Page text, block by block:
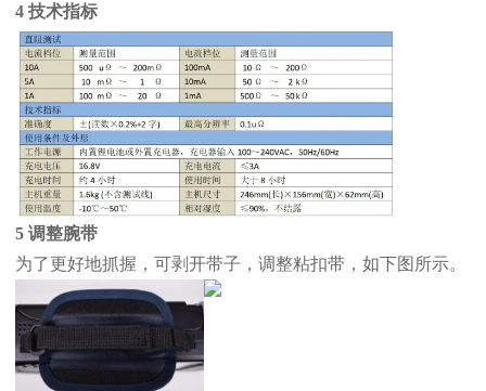
4 技术指标
5 调整腕带
为了更好地抓握，可剥开带子，调整粘扣带，如下图所示。